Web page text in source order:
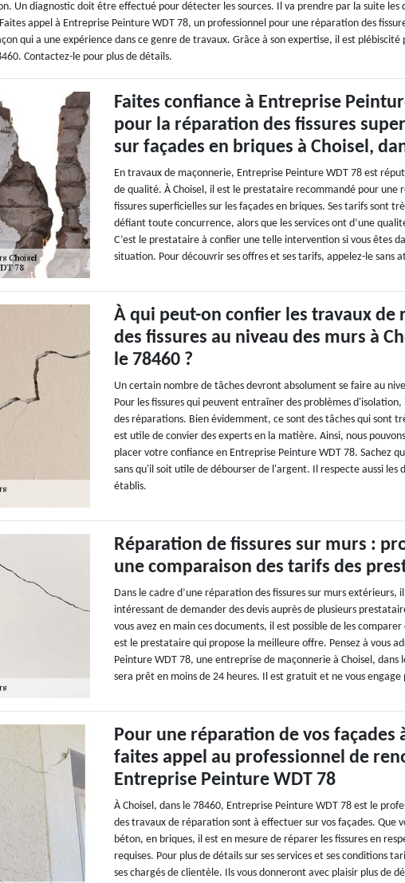
Un diagnostic doit être effectué pour détecter les sources. Il va prendre par la suite les
appel à Entreprise Peinture WDT 78, un professionnel pour une réparation des
qui a une expérience dans ce genre de travaux. Grâce à son expertise, il est
Contactez-le pour plus de détails.
Faites confiance à Entreprise
pour la réparation des fissures
sur façades en briques à Choisel,
En travaux de maçonnerie, Entreprise Peinture WDT 78 est
de qualité. À Choisel, il est le prestataire recommandé pour une
fissures superficielles sur les façades en briques. Ses tarifs sont
défiant toute concurrence, alors que les services ont d’une
C’est le prestataire à confier une telle intervention si vous êtes
situation. Pour découvrir ses offres et ses tarifs, appelez-le sans
À qui peut-on confier les travaux de
des fissures au niveau des murs à
le 78460 ?
Un certain nombre de tâches devront absolument se faire au
Pour les fissures qui peuvent entraîner des problèmes
des réparations. Bien évidemment, ce sont des tâches qui sont
est utile de convier des experts en la matière. Ainsi, nous
placer votre confiance en Entreprise Peinture WDT 78. Sachez
sans qu'il soit utile de débourser de l'argent. Il respecte aussi les
établis.
Réparation de fissures sur murs :
une comparaison des tarifs des
Dans le cadre d’une réparation des fissures sur murs extérieurs,
intéressant de demander des devis auprès de plusieurs
vous avez en main ces documents, il est possible de les
est le prestataire qui propose la meilleure offre. Pensez à vous
Peinture WDT 78, une entreprise de maçonnerie à Choisel, dans
sera prêt en moins de 24 heures. Il est gratuit et ne vous engage
Pour une réparation de vos façades
faites appel au professionnel de
Entreprise Peinture WDT 78
À Choisel, dans le 78460, Entreprise Peinture WDT 78 est le
des travaux de réparation sont à effectuer sur vos façades. Que
béton, en briques, il est en mesure de réparer les fissures en
requises. Pour plus de détails sur ses services et ses conditions
ses chargés de clientèle. Ils vous donneront avec plaisir plus de